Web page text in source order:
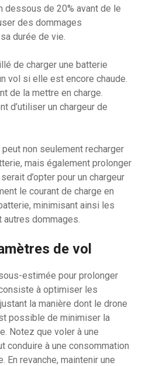
de 20% avant de le
des dommages
durée de vie.
de charger une batterie
vol si elle est encore chaude.
de la mettre en charge.
d’utiliser un chargeur de
non seulement recharger
mais également prolonger
d’opter pour un chargeur
le courant de charge en
minimisant ainsi les
dommages.
de vol
estimée pour prolonger
consiste à optimiser les
la manière dont le drone
possible de minimiser la
Notez que voler à une
conduire à une consommation
revanche, maintenir une